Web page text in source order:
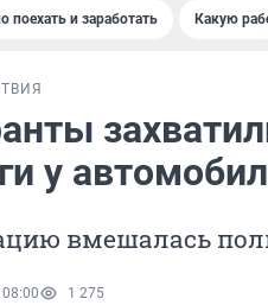
поехать и заработать Какую
у
вмешалась
1 275